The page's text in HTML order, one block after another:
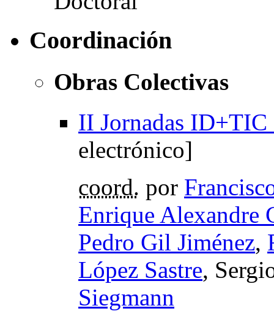
Coordinación
Obras Colectivas
II Jornadas ID+TIC
electrónico]
coord. por
Enrique Alexandre
Pedro Gil Jiménez,
López Sastre,
Siegmann